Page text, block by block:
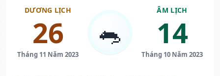
DƯƠNG LỊCH
26
Tháng 11 Năm 2023
🐀
ÂM LỊCH
14
Tháng 10 Năm 2023